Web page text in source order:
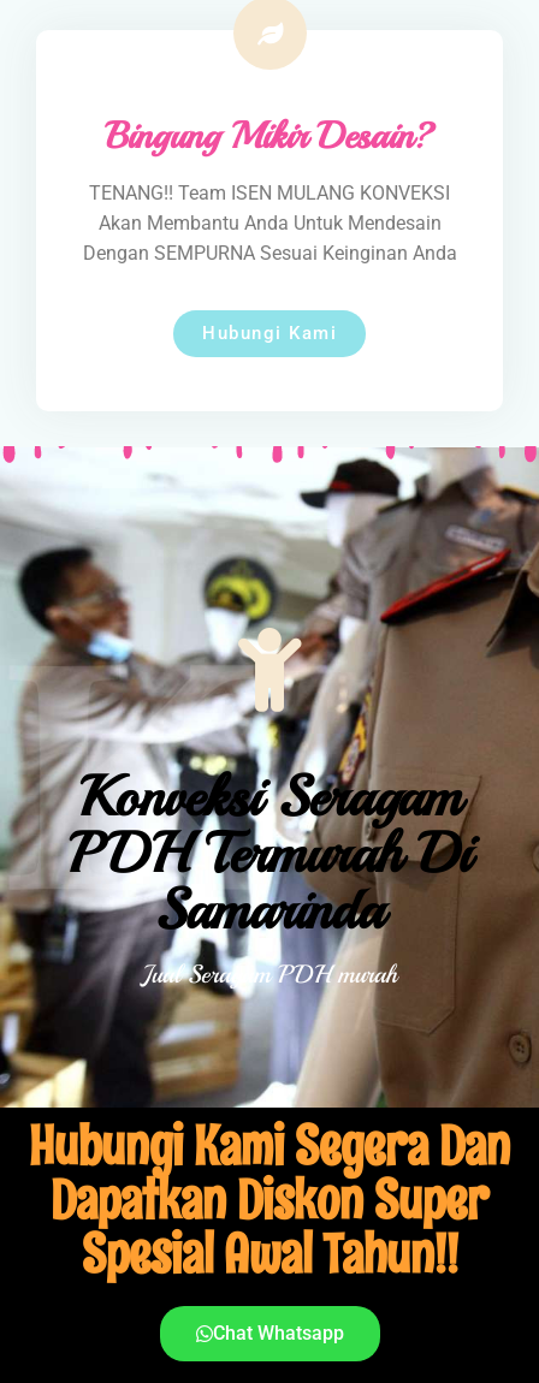
Bingung Mikir Desain?
TENANG!! Team ISEN MULANG KONVEKSI
Akan Membantu Anda Untuk Mendesain
Dengan SEMPURNA Sesuai Keinginan Anda
Hubungi Kami
Konveksi Seragam
PDH Termurah Di
Samarinda
Jual Seragam PDH murah
Hubungi Kami Segera Dan
Dapatkan Diskon Super
Spesial Awal Tahun!!
Chat Whatsapp